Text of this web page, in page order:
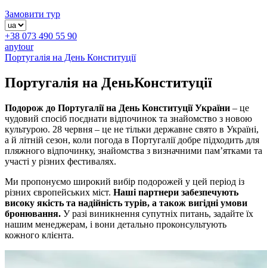
Замовити тур
+38 073 490 55 90
anytour
Португалія на День Конституції
Португалія на ДеньКонституції
Подорож до Португалії на День Конституції України – це
чудовий спосіб поєднати відпочинок та знайомство з новою
культурою. 28 червня – це не тільки державне свято в Україні,
а й літній сезон, коли погода в Португалії добре підходить для
пляжного відпочинку, знайомства з визначними пам’ятками та
участі у різних фестивалях.
Ми пропонуємо широкий вибір подорожей у цей період із
різних європейських міст. Наші партнери забезпечують
високу якість та надійність турів, а також вигідні умови
бронювання. У разі виникнення супутніх питань, задайте їх
нашим менеджерам, і вони детально проконсультують
кожного клієнта.